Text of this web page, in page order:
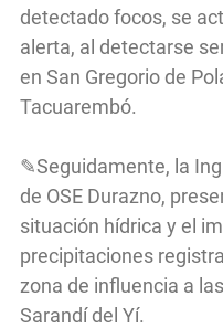
detectado focos, se
alerta, al detectarse
en San Gregorio de
Tacuarembó.
✎Seguidamente, la
de OSE Durazno,
situación hídrica y el
precipitaciones
zona de influencia a
Sarandí del Yí.